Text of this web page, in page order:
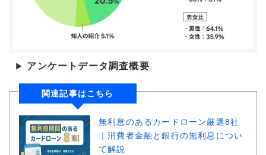
▶ アンケートデータ調査概要
関連記事はこちら
無利息のあるカードローン厳選8社
｜消費者金融と銀行の無利息につい
て解説